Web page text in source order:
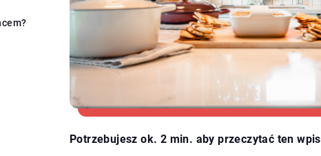
Potrzebujesz ok. 2 min. aby przeczytać ten wpis